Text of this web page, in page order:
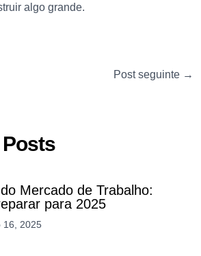
algo grande.
Post seguinte →
Mercado de Trabalho:
para 2025
16, 2025